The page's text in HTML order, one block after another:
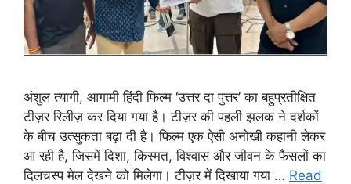
अंशुल त्यागी, आगामी हिंदी फिल्म ‘उत्तर दा पुत्तर’ का बहुप्रतीक्षित
टीज़र रिलीज़ कर दिया गया है। टीज़र की पहली झलक ने दर्शकों
के बीच उत्सुकता बढ़ा दी है। फिल्म एक ऐसी अनोखी कहानी लेकर
आ रही है, जिसमें दिशा, किस्मत, विश्वास और जीवन के फैसलों का
दिलचस्प मेल देखने को मिलेगा। टीज़र में दिखाया गया … Read